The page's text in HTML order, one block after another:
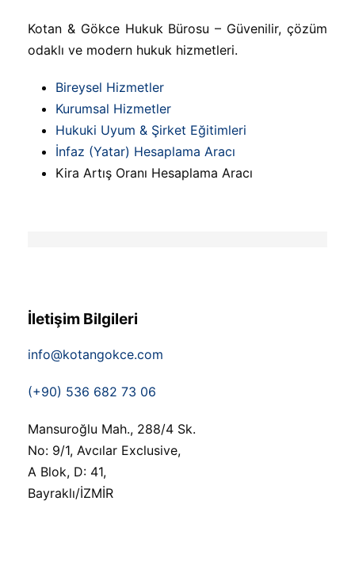
Kotan & Gökce Hukuk Bürosu – Güvenilir, çözüm
odaklı ve modern hukuk hizmetleri.
Bireysel Hizmetler
Kurumsal Hizmetler
Hukuki Uyum & Şirket Eğitimleri
İnfaz (Yatar) Hesaplama Aracı
Kira Artış Oranı Hesaplama Aracı
İletişim Bilgileri
info@kotangokce.com
(+90) 536 682 73 06
Mansuroğlu Mah., 288/4 Sk.
No: 9/1, Avcılar Exclusive,
A Blok, D: 41,
Bayraklı/İZMİR